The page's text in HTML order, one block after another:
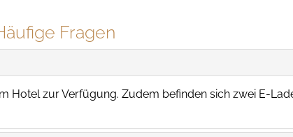
Fragen
Hotel zur Verfügung. Zudem befinden sich zwei E-